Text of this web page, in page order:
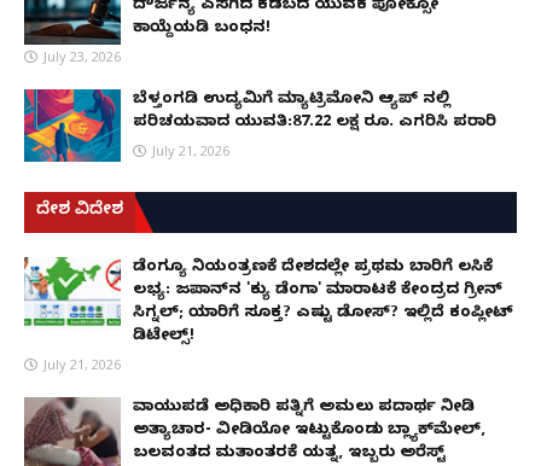
ದೌರ್ಜನ್ಯ ಎಸಗಿದ ಕಡಬದ ಯುವಕ ಪೋಕ್ಸೋ
ಕಾಯ್ದೆಯಡಿ ಬಂಧನ!
July 23, 2026
ಬೆಳ್ತಂಗಡಿ ಉದ್ಯಮಿಗೆ ಮ್ಯಾಟ್ರಿಮೋನಿ ಆ್ಯಪ್ ನಲ್ಲಿ
ಪರಿಚಯವಾದ ಯುವತಿ:87.22 ಲಕ್ಷ ರೂ. ಎಗರಿಸಿ ಪರಾರಿ
July 21, 2026
ದೇಶ ವಿದೇಶ
ಡೆಂಗ್ಯೂ ನಿಯಂತ್ರಣಕ್ಕೆ ದೇಶದಲ್ಲೇ ಪ್ರಥಮ ಬಾರಿಗೆ ಲಸಿಕೆ
ಲಭ್ಯ: ಜಪಾನ್‌ನ 'ಕ್ಯು ಡೆಂಗಾ' ಮಾರಾಟಕ್ಕೆ ಕೇಂದ್ರದ ಗ್ರೀನ್
ಸಿಗ್ನಲ್; ಯಾರಿಗೆ ಸೂಕ್ತ? ಎಷ್ಟು ಡೋಸ್? ಇಲ್ಲಿದೆ ಕಂಪ್ಲೀಟ್
ಡಿಟೇಲ್ಸ್!
July 21, 2026
ವಾಯುಪಡೆ ಅಧಿಕಾರಿ ಪತ್ನಿಗೆ ಅಮಲು ಪದಾರ್ಥ ನೀಡಿ
ಅತ್ಯಾಚಾರ- ವೀಡಿಯೋ ಇಟ್ಟುಕೊಂಡು ಬ್ಲ್ಯಾಕ್‌ಮೇಲ್,
ಬಲವಂತದ ಮತಾಂತರಕ್ಕೆ ಯತ್ನ, ಇಬ್ಬರು ಅರೆಸ್ಟ್